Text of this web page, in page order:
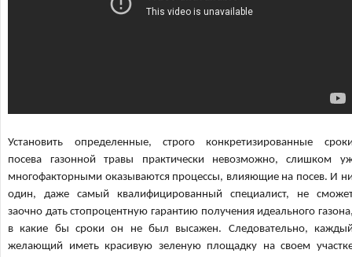
Установить определенные, строго конкретизированные
посева газонной травы практически невозможно, слишком
многофакторными оказываются процессы, влияющие на посев. И
один, даже самый квалифицированный специалист, не
заочно дать стопроцентную гарантию получения идеального
в какие бы сроки он не был высажен. Следовательно,
желающий иметь красивую зеленую площадку на своем